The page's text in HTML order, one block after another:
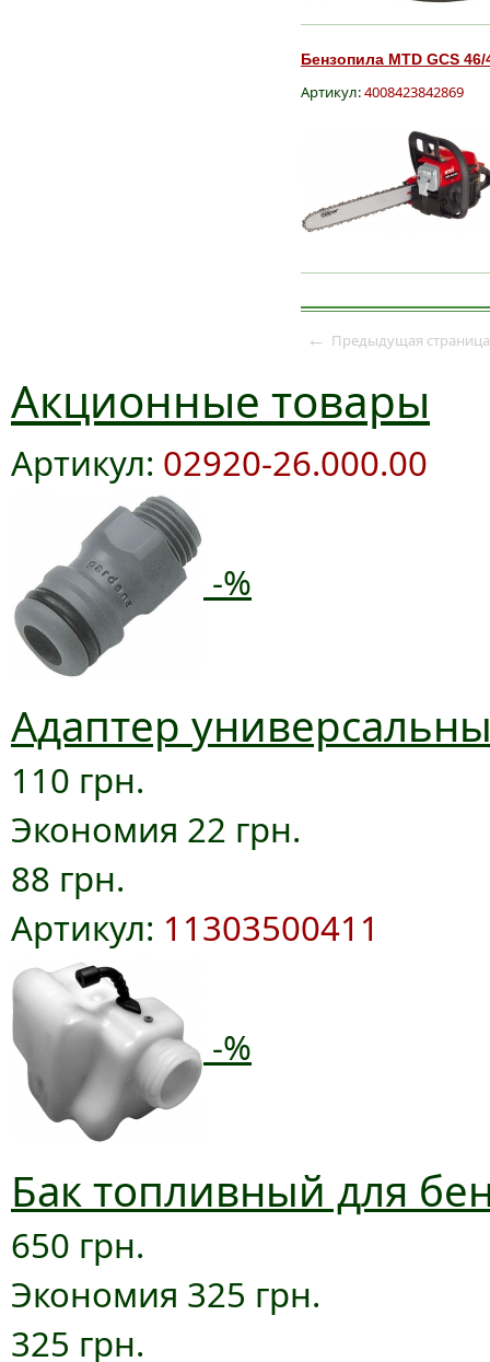
Бензопила MTD GCS
Артикул:4008423842869
← Предыдущая страница
Акционные товары
Артикул: 02920-26.000.00
-%
Адаптер
110 грн.
Экономия 22 грн.
88 грн.
Артикул: 11303500411
-%
Бак топливный для
650 грн.
Экономия 325 грн.
325 грн.